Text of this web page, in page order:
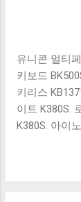
유니콘 멀티
키보드
키리스
이트 K380S.
K380S. 아이
OABTKBDA